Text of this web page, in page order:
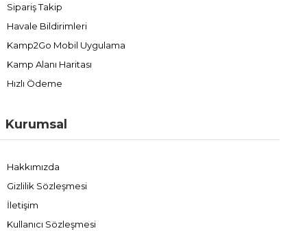
Sipariş Takip
Havale Bildirimleri
Kamp2Go Mobil Uygulama
Kamp Alanı Haritası
Hızlı Ödeme
Kurumsal
Hakkımızda
Gizlilik Sözleşmesi
İletişim
Kullanıcı Sözleşmesi